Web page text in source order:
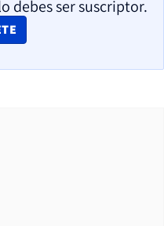
debes ser suscriptor.
WINDOW